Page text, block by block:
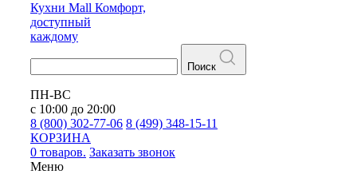
Кухни Mall Комфорт,
доступный
каждому
Поиск
ПН-ВС
с 10:00 до 20:00
8 (800) 302-77-06 8 (499) 348-15-11
КОРЗИНА
0 товаров. Заказать звонок
Меню